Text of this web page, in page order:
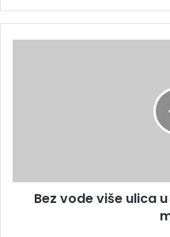
Bez vode više ulica